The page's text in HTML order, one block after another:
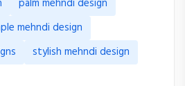
palm mehndi design
mehndi design
stylish mehndi design